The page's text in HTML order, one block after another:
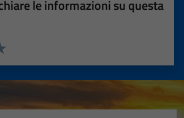
le informazioni su questa
5 stelle su 5
4 stelle su 5
su 5
su 5